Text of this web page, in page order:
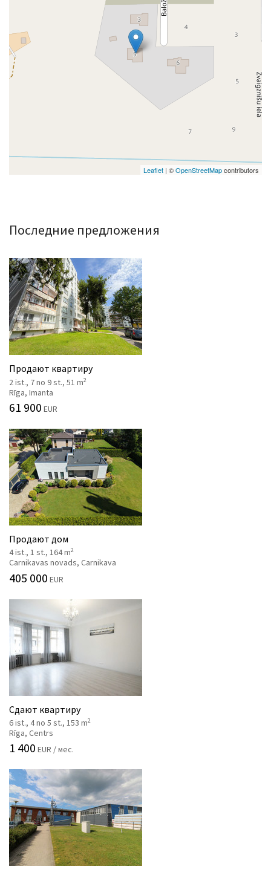
Leaflet | ©OpenStreetMapcontributors
Последние предложения
Продают квартиру
2 ist., 7 no 9 st., 51 m2
Rīga, Imanta
61 900 EUR
Продают дом
4 ist., 1 st., 164 m2
Carnikavas novads, Carnikava
405 000 EUR
Сдают квартиру
6 ist., 4 no 5 st., 153 m2
Rīga, Centrs
1 400 EUR / мес.